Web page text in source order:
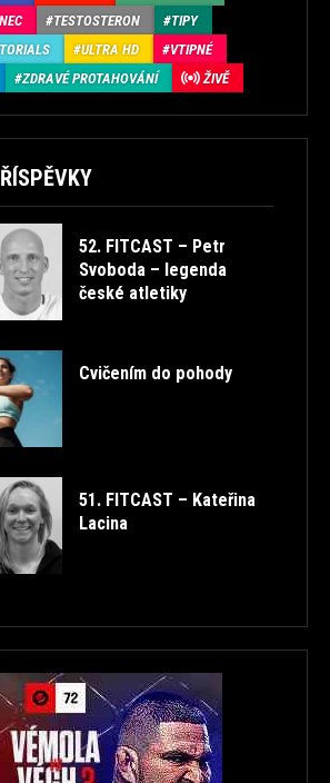
TESTOSTERON
TIPY
ULTRA HD
VTIPNÉ
ZDRAVÉ PROTAHOVÁNÍ ŽIVĚ
52. FITCAST – Petr
Svoboda – legenda
české atletiky
Cvičením do pohody
51. FITCAST – Kateřina
Lacina